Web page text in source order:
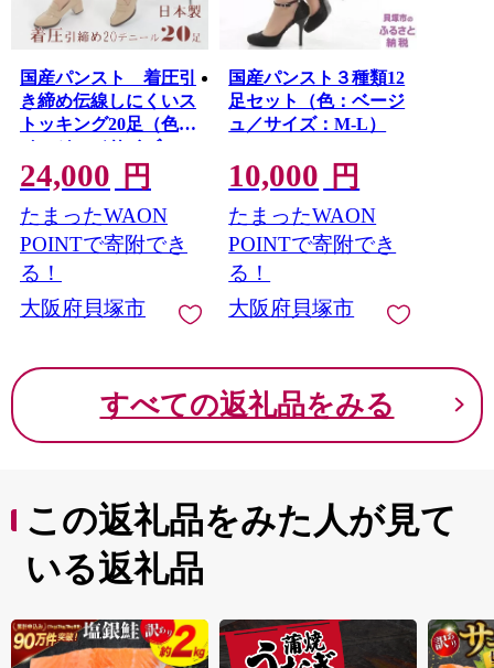
国産パンスト 着圧引
き締め伝線しにくいス
トッキング20足（色：
ベージュ／サイズ：
M-L）
24,000 円
たまったWAON
POINTで寄附でき
る！
大阪府貝塚市
国産パンスト３種類12
足セット（色：ベージ
ュ／サイズ：M-L）
10,000 円
たまったWAON
POINTで寄附でき
る！
大阪府貝塚市
すべての返礼品をみる
この返礼品をみた人が見て
いる返礼品